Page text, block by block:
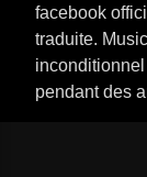
facebook
traduite.
pendant des